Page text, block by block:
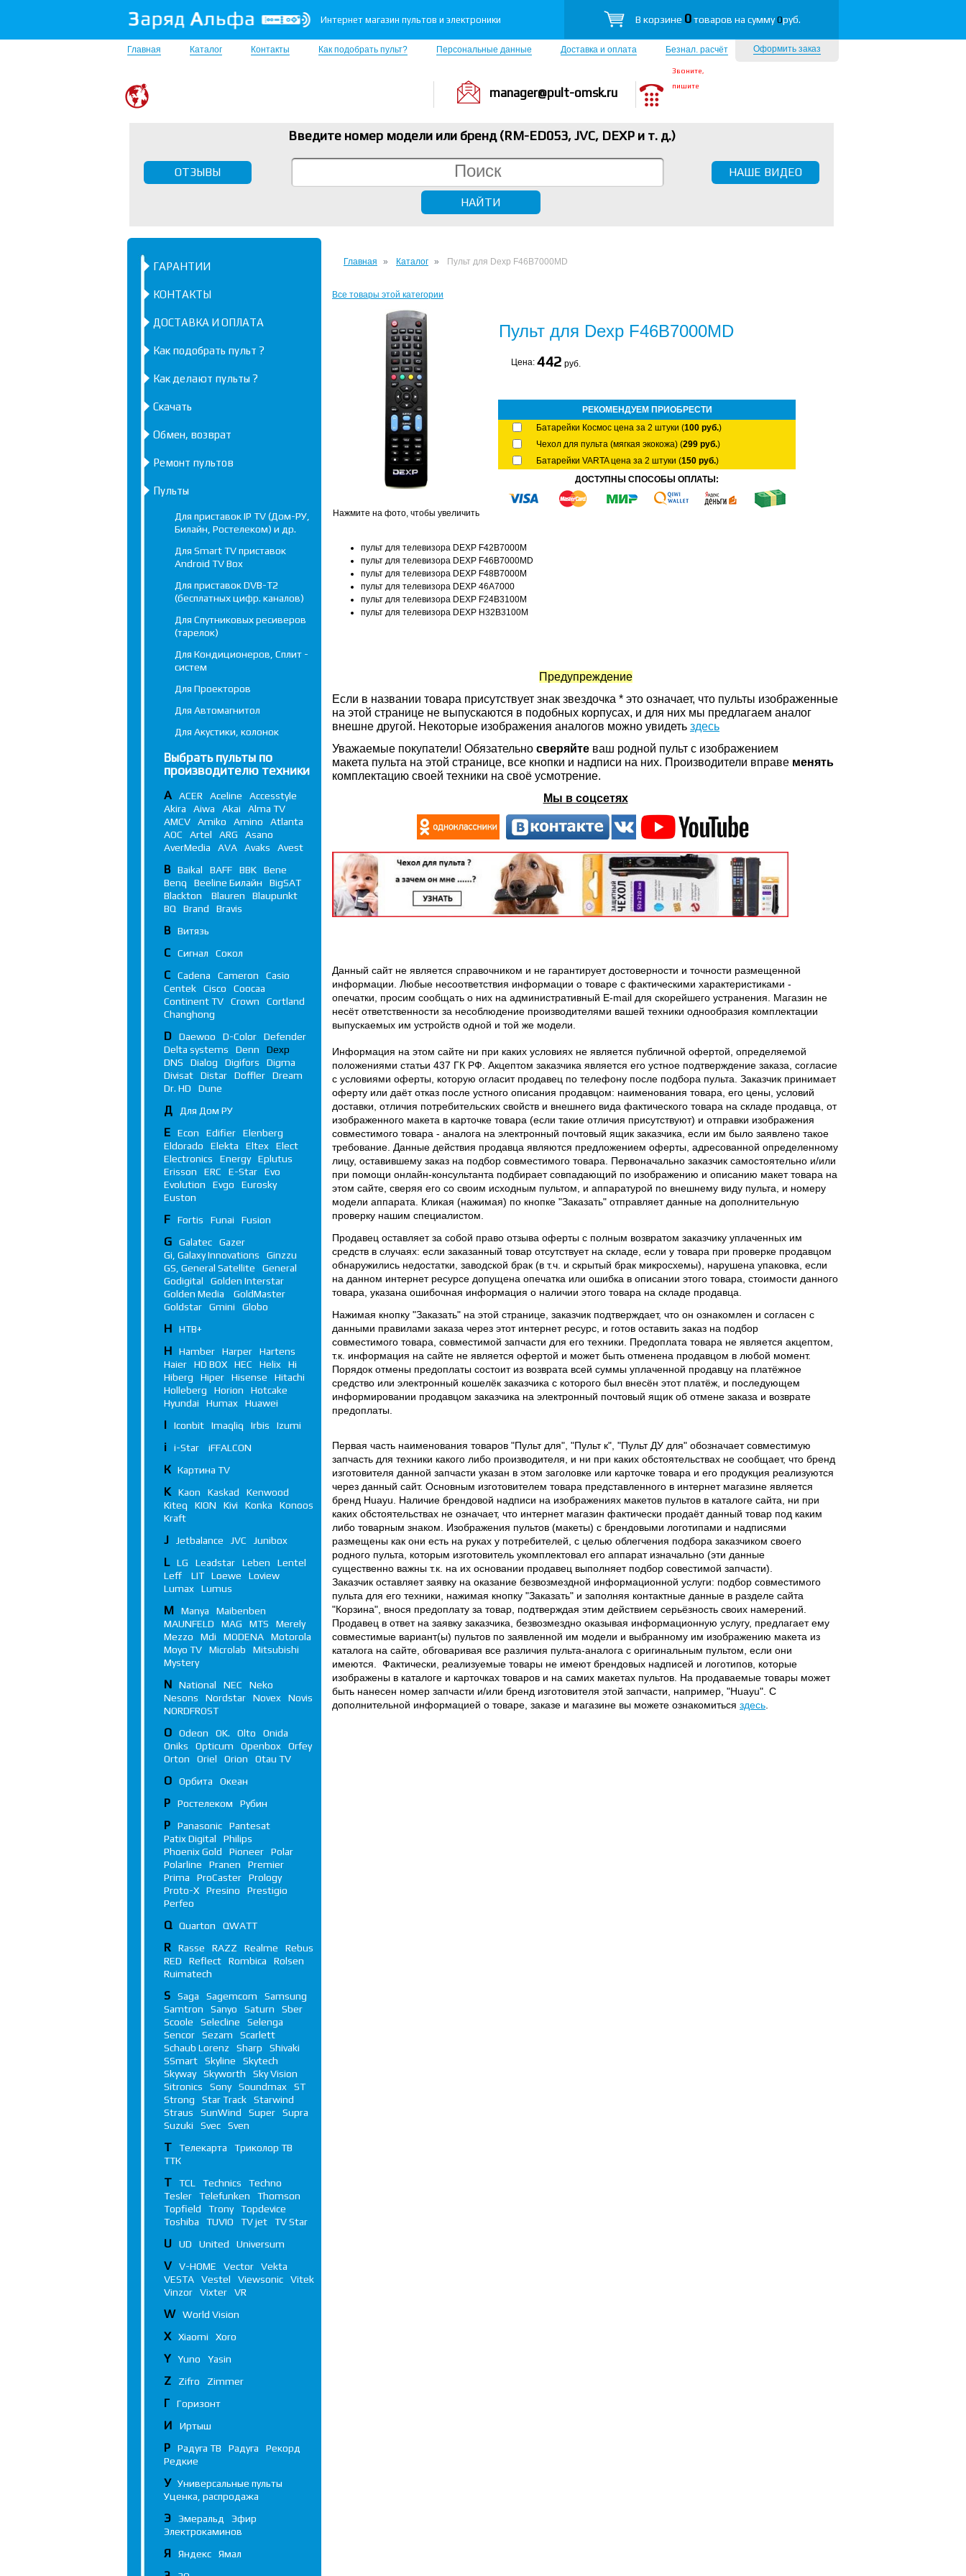
Интернет магазин пультов и электроники В корзине 0товаров на сумму0руб.
Оформить заказ
Главная Каталог Контакты Как подобрать пульт? Персональные данные Доставка и оплата Безнал. расчёт
manager@pult-omsk.ru
Звоните,
пишите
Введите номер модели или бренд (RM-ED053, JVC, DEXP и т. д.)
ОТЗЫВЫ НАШЕ ВИДЕО
Главная Каталог Пульт для Dexp F46B7000MD
Все товары этой категории
Нажмите на фото, чтобы увеличить
Пульт для Dexp F46B7000MD
Цена: 442 руб.
РЕКОМЕНДУЕМ ПРИОБРЕСТИ
Батарейки Космос цена за 2 штуки (100 руб.)
Чехол для пульта (мягкая экокожа) (299 руб.)
Батарейки VARTA цена за 2 штуки (150 руб.)
ДОСТУПНЫ СПОСОБЫ ОПЛАТЫ:
пульт для телевизора DEXP F42B7000M
пульт для телевизора DEXP F46B7000MD
пульт для телевизора DEXP F48B7000M
пульт для телевизора DEXP 46A7000
пульт для телевизора DEXP F24B3100M
пульт для телевизора DEXP H32B3100M
Предупреждение
Если в названии товара присутствует знак звездочка * это означает, что пульты изображенные
на этой странице не выпускаются в подобных корпусах, и для них мы предлагаем аналог
внешне другой. Некоторые изображения аналогов можно увидеть здесь
Уважаемые покупатели! Обязательно сверяйте ваш родной пульт с изображением
макета пульта на этой странице, все кнопки и надписи на них. Производители вправе менять
комплектацию своей техники на своё усмотрение.
Мы в соцсетях
Данный сайт не является справочником и не гарантирует достоверности и точности размещенной
информации. Любые несоответствия информации о товаре с фактическими характеристиками -
опечатки, просим сообщать о них на административный E-mail для скорейшего устранения. Магазин не
несёт ответственности за несоблюдение производителями вашей техники однообразия комплектации
выпускаемых им устройств одной и той же модели.
Информация на этом сайте ни при каких условиях не является публичной офертой, определяемой
положениями статьи 437 ГК РФ. Акцептом заказчика является его устное подтверждение заказа, согласие
с условиями оферты, которую огласит продавец по телефону после подбора пульта. Заказчик принимает
оферту или даёт отказ после устного описания продавцом: наименования товара, его цены, условий
доставки, отличия потребительских свойств и внешнего вида фактического товара на складе продавца, от
изображенного макета в карточке товара (если такие отличия присутствуют) и отправки изображения
совместимого товара - аналога на электронный почтовый ящик заказчика, если им было заявлено такое
требование. Данные действия продавца являются предложением оферты, адресованной определенному
лицу, оставившему заказ на подбор совместимого товара. Первоначально заказчик самостоятельно и/или
при помощи онлайн-консультанта подбирает совпадающий по изображению и описанию макет товара на
этом сайте, сверяя его со своим исходным пультом, и аппаратурой по внешнему виду пульта, и номеру
модели аппарата. Кликая (нажимая) по кнопке "Заказать" отправляет данные на дополнительную
проверку нашим специалистом.
Продавец оставляет за собой право отзыва оферты с полным возвратом заказчику уплаченных им
средств в случаях: если заказанный товар отсутствует на складе, если у товара при проверке продавцом
обнаружились недостатки, заводской брак (в т.ч. и скрытый брак микросхемы), нарушена упаковка, если
на данном интернет ресурсе допущена опечатка или ошибка в описании этого товара, стоимости данного
товара, указана ошибочная информация о наличии этого товара на складе продавца.
Нажимая кнопку "Заказать" на этой странице, заказчик подтверждает, что он ознакомлен и согласен с
данными правилами заказа через этот интернет ресурс, и готов оставить заказ на подбор
совместимого товара, совместимой запчасти для его техники. Предоплата товара не является акцептом,
т.к. информация на сайте не является офертой и может быть отменена продавцом в любой момент.
Порядок отмены предоплаты состоит из возврата всей суммы уплаченной продавцу на платёжное
средство или электронный кошелёк заказчика с которого был внесён этот платёж, и последующем
информировании продавцом заказчика на электронный почтовый ящик об отмене заказа и возврате
предоплаты.
Первая часть наименования товаров "Пульт для", "Пульт к", "Пульт ДУ для" обозначает совместимую
запчасть для техники какого либо производителя, и ни при каких обстоятельствах не сообщает, что бренд
изготовителя данной запчасти указан в этом заголовке или карточке товара и его продукция реализуются
через данный сайт. Основным изготовителем товара представленного в интернет магазине является
бренд Huayu. Наличие брендовой надписи на изображениях макетов пультов в каталоге сайта, ни при
каких обстоятельствах не означает, что интернет магазин фактически продаёт данный товар под каким
либо товарным знаком. Изображения пультов (макеты) с брендовыми логотипами и надписями
размещены как они есть на руках у потребителей, с целью облегчения подбора заказчиком своего
родного пульта, которым изготовитель укомплектовал его аппарат изначально (эти данные
существенно важны т.к. на их основании продавец выполняет подбор совестимой запчасти).
Заказчик оставляет заявку на оказание безвозмездной информационной услуги: подбор совместимого
пульта для его техники, нажимая кнопку "Заказать" и заполняя контактные данные в разделе сайта
"Корзина", внося предоплату за товар, подтверждая этим действием серьёзность своих намерений.
Продавец в ответ на заявку заказчика, безвозмездно оказывая информационную услугу, предлагает ему
совместимые вариант(ы) пультов по заявленной им модели и выбранному им изображению макета из
каталога на сайте, обговаривая все различия пульта-аналога с оригинальным пультом, если они
имеются. Фактически, реализуемые товары не имеют брендовых надписей и логотипов, которые
изображены в каталоге и карточках товаров и на самих макетах пультов. На продаваемые товары может
быть нанесен номер запчасти и/или бренд изготовителя этой запчасти, например, "Huayu". С
дополнительной информацией о товаре, заказе и магазине вы можете ознакомиться здесь
ГАРАНТИИ
КОНТАКТЫ
ДОСТАВКА И ОПЛАТА
Как подобрать пульт ?
Как делают пульты ?
Скачать
Обмен, возврат
Ремонт пультов
Пульты
Для приставок IP TV (Дом-РУ,
Билайн, Ростелеком) и др.
Для Smart TV приставок
Android TV Box
Для приставок DVB-T2
(бесплатных цифр. каналов)
Для Спутниковых ресиверов
(тарелок)
Для Кондиционеров, Сплит -
систем
Для Проекторов
Для Автомагнитол
Для Акустики, колонок
Выбрать пульты по
производителю техники
A ACER Aceline
Accesstyle
Akira
Aiwa Akai
Alma TV
AMCV
Amiko Amino
Atlanta
AOC
Artel ARG
Asano
AverMedia
AVA Avaks Avest
B Baikal BAFF BBK
Bene
Benq
Beeline Билайн
BigSAT
Blackton
Blauren
Blaupunkt
BQ
Brand Bravis
В Витязь
С Сигнал Сокол
C Cadena Cameron
Casio
Centek
Cisco
Coocaa
Continent TV
Crown
Cortland
Changhong
D Daewoo D-Color
Defender
Delta systems
Denn
Dexp
DNS
Dialog Digifors
Digma
Divisat
Distar Doffler
Dream
Dr. HD
Dune
Д Для Дом РУ
E Econ Edifier
Elenberg
Eldorado
Elekta Eltex
Elect
Electronics
Energy
Eplutus
Erisson
ERC E-Star
Evo
Evolution
Evgo
Eurosky
Euston
F Fortis Funai Fusion
G Galatec
Gazer
Gi, Galaxy Innovations
Ginzzu
GS, General Satellite
General
Godigital
Golden Interstar
Golden Media
GoldMaster
Goldstar
Gmini Globo
Н НТВ+
H Hamber Harper
Hartens
Haier
HD BOX HEC Helix
Hi
Hiberg
Hiper Hisense
Hitachi
Holleberg
Horion
Hotcake
Hyundai
Humax Huawei
I Iconbit Imaqliq Irbis Izumi
i i-Star iFFALСON
К Картина TV
K Kaon Kaskad
Kenwood
Kiteq
KION Kivi Konka
Konoos
Kraft
J Jetbalance JVC Junibox
L LG Leadstar Leben
Lentel
Leff
LIT Loewe
Loview
Lumax
Lumus
M Manya
Maibenben
MAUNFELD
MAG MTS
Merely
Mezzo
Mdi MODENA
Motorola
Moyo TV
Microlab
Mitsubishi
Mystery
N National NEC
Neko
Nesons
Nordstar Novex
Novis
NORDFROST
O Odeon OK. Olto
Onida
Oniks
Opticum Openbox
Orfey
Orton
Oriel Orion Otau TV
О Орбита Океан
Р Ростелеком Рубин
P Panasonic
Pantesat
Patix Digital
Philips
Phoenix Gold
Pioneer
Polar
Polarline
Pranen
Premier
Prima
ProCaster
Prology
Proto-X
Presino
Prestigio
Perfeo
Q Quarton QWATT
R Rasse RAZZ Realme
Rebus
RED
Reflect Rombica
Rolsen
Ruimatech
S Saga Sagemcom
Samsung
Samtron
Sanyo Saturn
Sber
Scoole
Selecline
Selenga
Sencor
Sezam
Scarlett
Schaub Lorenz
Sharp
Shivaki
SSmart
Skyline
Skytech
Skyway
Skyworth
Sky Vision
Sitronics
Sony Soundmax
ST
Strong
Star Track
Starwind
Straus
SunWind Super
Supra
Suzuki
Svec Sven
Т Телекарта
Триколор ТВ
ТТК
T TCL Technics
Techno
Tesler
Telefunken
Thomson
Topfield
Trony
Topdevice
Toshiba
TUVIO TV jet TV Star
U UD United Universum
V V-HOME Vector
Vekta
VESTA
Vestel Viewsonic
Vitek
Vinzor
Vixter VR
W World Vision
X Xiaomi Xoro
Y Yuno Yasin
Z Zifro Zimmer
Г Горизонт
И Иртыш
Р Радуга ТВ Радуга
Рекорд
Редкие
У
Универсальные пульты
Уценка, распродажа
Э Эмеральд
Эфир
Электрокаминов
Я Яндекс Ямал